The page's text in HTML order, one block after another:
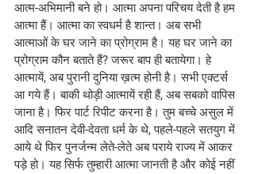
आत्म-अभिमानी बने हो। आत्मा अपना परिचय देती है हम
आत्मा हैं। आत्मा का स्वधर्म है शान्त। अब सभी
आत्माओं के घर जाने का प्रोग्राम है। यह घर जाने का
प्रोग्राम कौन बताते हैं? जरूर बाप ही बतायेगा। हे
आत्मायें, अब पुरानी दुनिया ख़त्म होनी है। सभी एक्टर्स
आ गये हैं। बाकी थोड़ी आत्मायें रही हैं, अब सबको वापिस
जाना है। फिर पार्ट रिपीट करना है। तुम बच्चे असुल में
आदि सनातन देवी-देवता धर्म के थे, पहले-पहले सतयुग में
आये थे फिर पुनर्जन्म लेते-लेते अब पराये राज्य में आकर
पड़े हो। यह सिर्फ तुम्हारी आत्मा जानती है और कोई नहीं